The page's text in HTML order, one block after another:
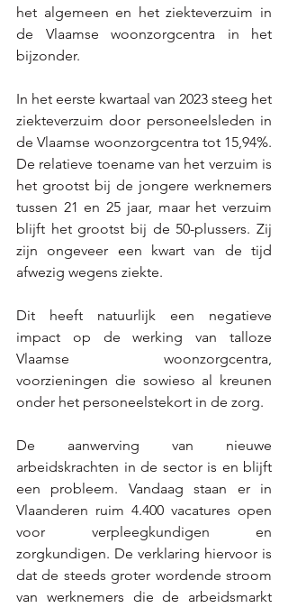
het algemeen en het ziekteverzuim in
de Vlaamse woonzorgcentra in het
bijzonder.
In het eerste kwartaal van 2023 steeg het
ziekteverzuim door personeelsleden in
de Vlaamse woonzorgcentra tot 15,94%.
De relatieve toename van het verzuim is
het grootst bij de jongere werknemers
tussen 21 en 25 jaar, maar het verzuim
blijft het grootst bij de 50-plussers. Zij
zijn ongeveer een kwart van de tijd
afwezig wegens ziekte.
Dit heeft natuurlijk een negatieve
impact op de werking van talloze
Vlaamse woonzorgcentra,
voorzieningen die sowieso al kreunen
onder het personeelstekort in de zorg.
De aanwerving van nieuwe
arbeidskrachten in de sector is en blijft
een probleem. Vandaag staan er in
Vlaanderen ruim 4.400 vacatures open
voor verpleegkundigen en
zorgkundigen. De verklaring hiervoor is
dat de steeds groter wordende stroom
van werknemers die de arbeidsmarkt